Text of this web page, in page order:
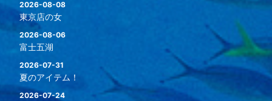
2026-08-08
東京店の女
2026-08-06
富士五湖
2026-07-31
夏のアイテム！
2026-07-24